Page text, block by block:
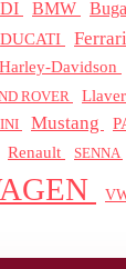
BMW
DUCATI Ferrari
Harley-Davidson
ROVER
Mustang
Renault SENNA